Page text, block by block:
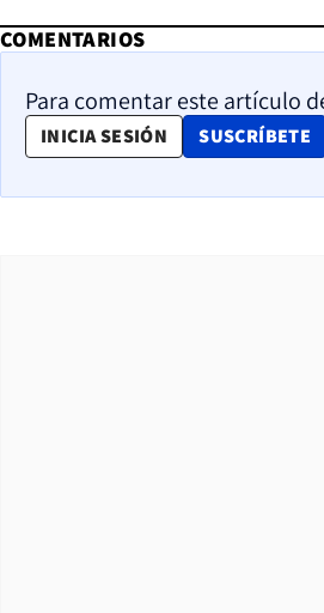
COMENTARIOS
Para comentar este artículo
INICIA SESIÓN SUSCRÍBETE
OPENS IN